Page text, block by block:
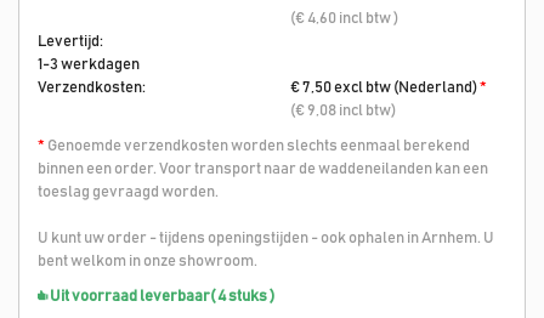
(€ 4,60 incl btw )
Levertijd:
1-3 werkdagen
Verzendkosten:
€ 7,50 excl btw (Nederland)*
(€ 9,08 incl btw)
* Genoemde verzendkosten worden slechts eenmaal berekend
binnen een order. Voor transport naar de waddeneilanden kan een
toeslag gevraagd worden.
U kunt uw order - tijdens openingstijden - ook ophalen in Arnhem. U
bent welkom in onze showroom.
Uit voorraad leverbaar( 4 stuks )